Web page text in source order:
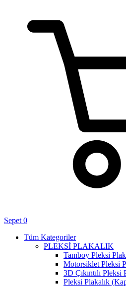
Sepet 0
Tüm Kategoriler
PLEKSİ PLAKALIK
Tamboy Pleksi
Motorsiklet Pleksi
3D Çıkıntılı Pleksi
Pleksi Plakalık